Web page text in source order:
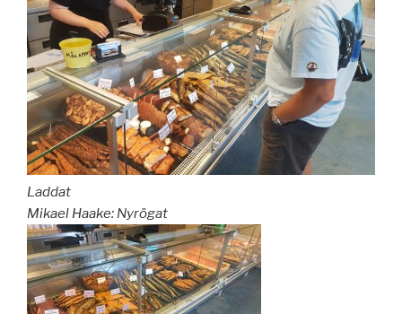
Laddat
Mikael Haake: Nyrögat